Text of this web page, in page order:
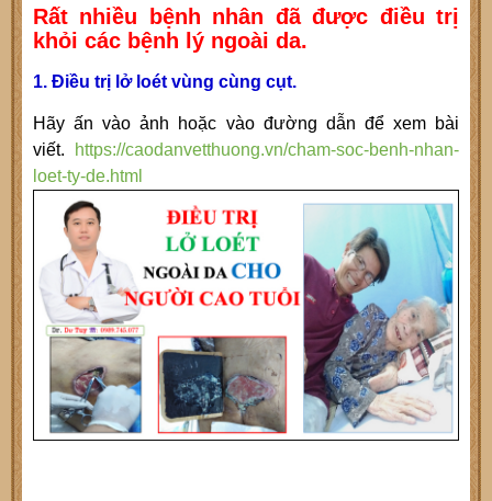
Rất nhiều bệnh nhân đã được điều trị
khỏi các bệnh lý ngoài da.
1. Điều trị lở loét vùng cùng cụt.
Hãy ấn vào ảnh hoặc vào đường dẫn để xem bài
viết.
https://caodanvetthuong.vn/cham-soc-benh-nhan-
loet-ty-de.html